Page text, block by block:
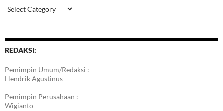
Kategori
Berita
REDAKSI:
Pemimpin Umum/Redaksi :
Hendrik Agustinus
Pemimpin Perusahaan :
Wigianto